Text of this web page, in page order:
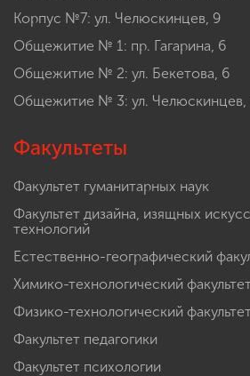
Корпус №7: ул. Челюскинцев, 9
Общежитие № 1: пр. Гагарина, 6
Общежитие № 2: ул. Бекетова, 6
Общежитие № 3: ул. Челюскинцев,
Факультеты
Факультет гуманитарных наук
Факультет дизайна, изящных
технологий
Естественно-географический
Химико-технологический
Физико-технологический
Факультет педагогики
Факультет психологии